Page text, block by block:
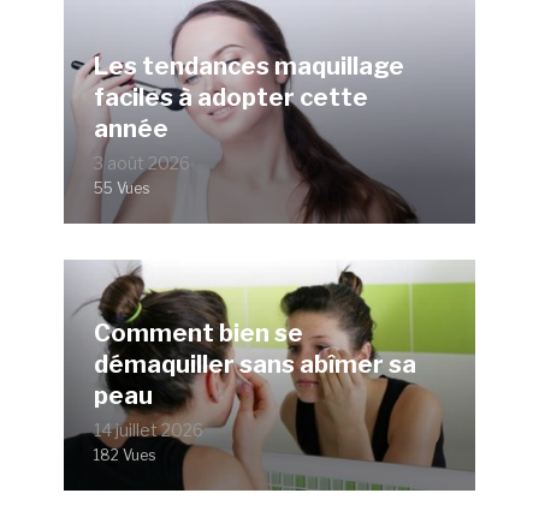
Les tendances maquillage
faciles à adopter cette
année
3 août 2026
55 Vues
Comment bien se
démaquiller sans abîmer sa
peau
14 juillet 2026
182 Vues